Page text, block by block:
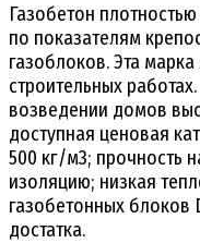
Газобетон
по показателям
газоблоков. Эта
строительных
возведении домов
доступная ценовая
500 кг/м3; прочность
изоляцию; низкая
газобетонных блоков
достатка.